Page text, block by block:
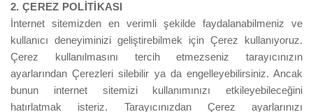
2. ÇEREZ POLİTİKASI
İnternet sitemizden en verimli şekilde faydalanabilmeniz ve
kullanıcı deneyiminizi geliştirebilmek için Çerez kullanıyoruz.
Çerez kullanılmasını tercih etmezseniz tarayıcınızın
ayarlarından Çerezleri silebilir ya da engelleyebilirsiniz. Ancak
bunun internet sitemizi kullanımınızı etkileyebileceğini
hatırlatmak isteriz. Tarayıcınızdan Çerez ayarlarınızı